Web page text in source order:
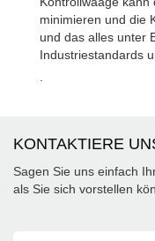
minimieren und die
und das alles unter
Industriestandards
KONTAKTIERE
Sagen Sie uns einfach
als Sie sich vorstellen